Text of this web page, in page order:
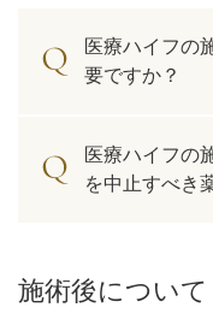
医療ハイフの
要ですか？
医療ハイフの
を中止すべき
施術後について